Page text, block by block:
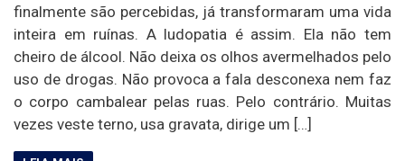
finalmente são percebidas, já transformaram uma vida
inteira em ruínas. A ludopatia é assim. Ela não tem
cheiro de álcool. Não deixa os olhos avermelhados pelo
uso de drogas. Não provoca a fala desconexa nem faz
o corpo cambalear pelas ruas. Pelo contrário. Muitas
vezes veste terno, usa gravata, dirige um […]